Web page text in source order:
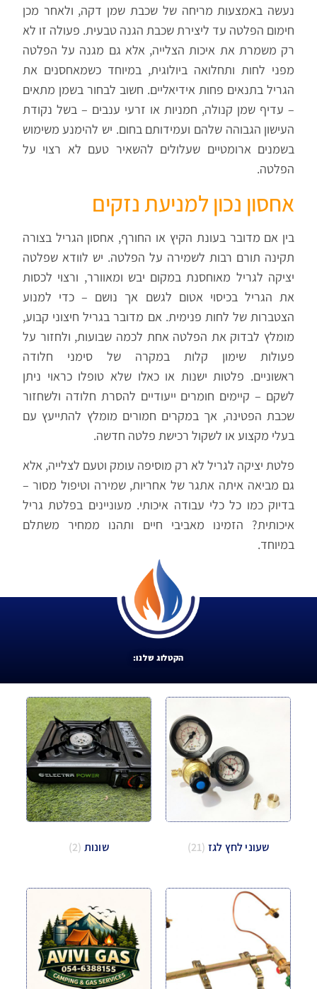
נעשה באמצעות מריחה של שכבת שמן דקה, ולאחר מכן
חימום הפלטה עד ליצירת שכבת הגנה טבעית. פעולה זו לא
רק משמרת את איכות הצלייה, אלא גם מגנה על הפלטה
מפני לחות ותחלואה ביולוגית, במיוחד כשמאחסנים את
הגריל בתנאים פחות אידיאליים. חשוב לבחור בשמן מתאים
– עדיף שמן קנולה, חמניות או זרעי ענבים – בשל נקודת
העישון הגבוהה שלהם ועמידותם בחום. יש להימנע משימוש
בשמנים ארומטיים שעלולים להשאיר טעם לא רצוי על
הפלטה.
אחסון נכון למניעת נזקים
בין אם מדובר בעונת הקיץ או החורף, אחסון הגריל בצורה
תקינה תורם רבות לשמירה על הפלטה. יש לוודא שפלטה
יציקה לגריל מאוחסנת במקום יבש ומאוורר, ורצוי לכסות
את הגריל בכיסוי אטום לגשם אך נושם – כדי למנוע
הצטברות של לחות פנימית. אם מדובר בגריל חיצוני קבוע,
מומלץ לבדוק את הפלטה אחת לכמה שבועות, ולחזור על
פעולות שימון קלות במקרה של סימני חלודה
ראשוניים. פלטות ישנות או כאלו שלא טופלו כראוי ניתן
לשקם – קיימים חומרים ייעודיים להסרת חלודה ולשחזור
שכבת הפטינה, אך במקרים חמורים מומלץ להתייעץ עם
בעלי מקצוע או לשקול רכישת פלטה חדשה.
פלטת יציקה לגריל לא רק מוסיפה עומק וטעם לצלייה, אלא
גם מביאה איתה אתגר של אחריות, שמירה וטיפול מסור –
בדיוק כמו כל כלי עבודה איכותי. מעוניינים בפלטת גריל
איכותית? הזמינו מאביבי חיים ותהנו ממחיר משתלם
במיוחד.
הקטלוג שלנו:
שעוני לחץ לגז (21) שונות (2)